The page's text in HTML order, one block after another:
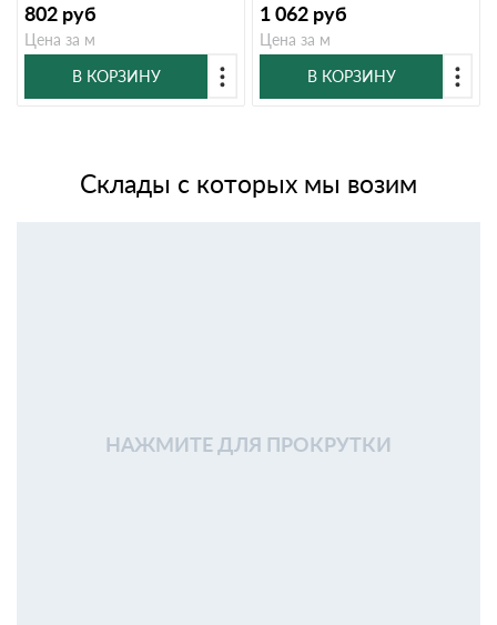
802 руб
Цена за м
В КОРЗИНУ
1 062 руб
Цена за м
В КОРЗИНУ
Склады с которых мы возим
НАЖМИТЕ ДЛЯ ПРОКРУТКИ